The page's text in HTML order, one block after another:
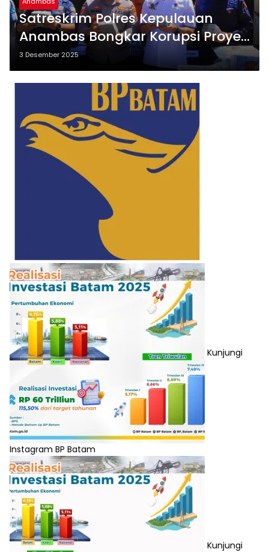
Satreskrim Polres Kepulauan
Anambas Bongkar Korupsi Proyek
Drainase, Tiga Tersangka Resmi
Ditahan
3 Desember 2025
Kunjungi
Instagram BP Batam
Kunjungi